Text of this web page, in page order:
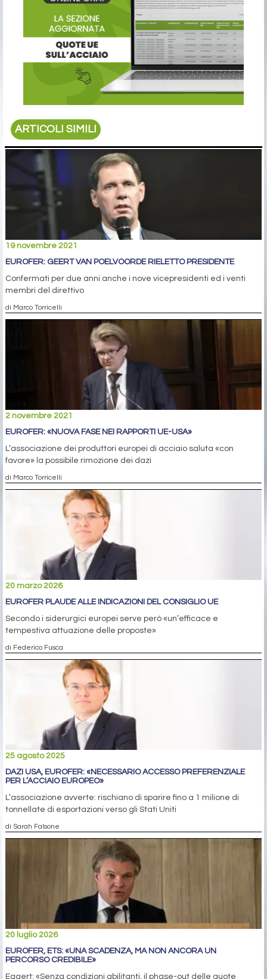
ARTICOLI SIMILI
19 novembre 2021
EUROFER: GEERT VAN POELVOORDE RIELETTO PRESIDENTE
Confermati per due anni anche i nove vicepresidenti ed i venti
membri del direttivo
di Marco Torricelli
2 novembre 2021
EUROFER: «NUOVA FASE NEI RAPPORTI UE-USA»
L’associazione dei produttori europei di acciaio saluta «con
favore» la possibile rimozione dei dazi
di Marco Torricelli
20 marzo 2026
EUROFER PLAUDE ALLE INDICAZIONI DEL CONSIGLIO UE
Secondo i siderurgici europei serve però «un’efficace e
tempestiva attuazione delle proposte»
di Federico Fusca
25 agosto 2025
DAZI USA, EUROFER: «NECESSARIO ACCESSO PREFERENZIALE
PER L’ACCIAIO EUROPEO»
L’associazione avverte: rischiano di sparire fino a 1 milione di
tonnellate di esportazioni verso gli Stati Uniti
di Sarah Falsone
20 luglio 2026
EUROFER, ETS: «UNA SCADENZA, MA NON ANCORA UN
PERCORSO CREDIBILE»
Eggert: «Senza condizioni abilitanti, il phase-out delle quote